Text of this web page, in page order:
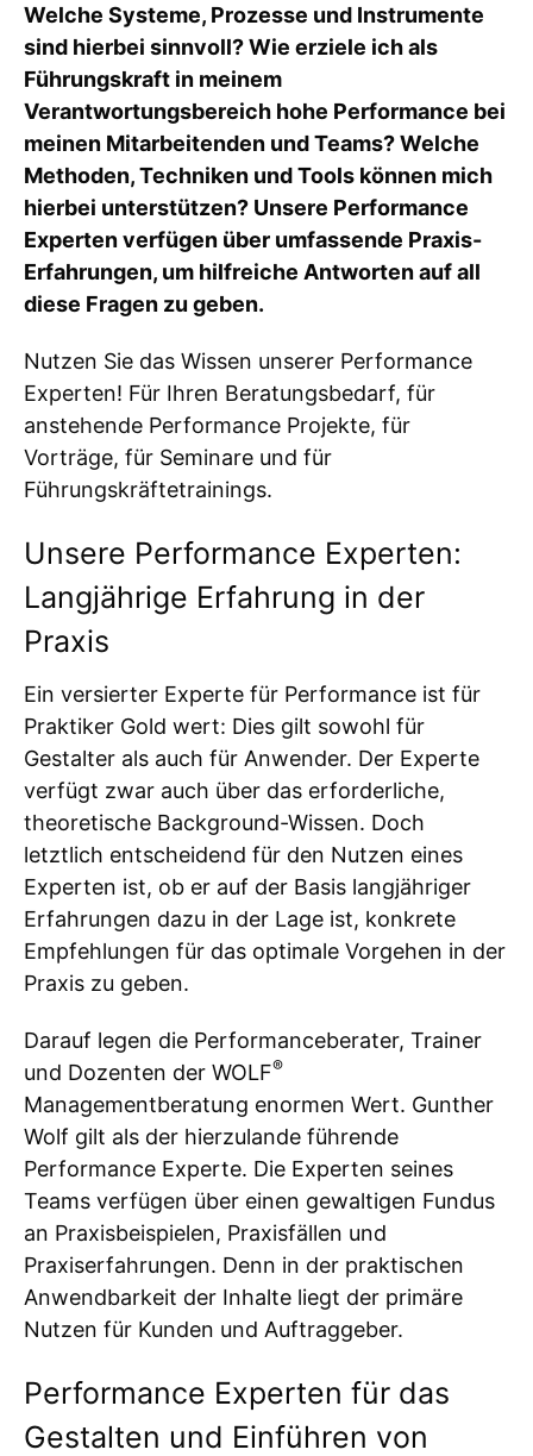
Welche Systeme, Prozesse und Instrumente
sind hierbei sinnvoll? Wie erziele ich als
Führungskraft in meinem
Verantwortungsbereich hohe Performance bei
meinen Mitarbeitenden und Teams? Welche
Methoden, Techniken und Tools können mich
hierbei unterstützen? Unsere Performance
Experten verfügen über umfassende Praxis-
Erfahrungen, um hilfreiche Antworten auf all
diese Fragen zu geben.
Nutzen Sie das Wissen unserer Performance
Experten! Für Ihren Beratungsbedarf, für
anstehende Performance Projekte, für
Vorträge, für Seminare und für
Führungskräftetrainings.
Unsere Performance Experten:
Langjährige Erfahrung in der
Praxis
Ein versierter Experte für Performance ist für
Praktiker Gold wert: Dies gilt sowohl für
Gestalter als auch für Anwender. Der Experte
verfügt zwar auch über das erforderliche,
theoretische Background-Wissen. Doch
letztlich entscheidend für den Nutzen eines
Experten ist, ob er auf der Basis langjähriger
Erfahrungen dazu in der Lage ist, konkrete
Empfehlungen für das optimale Vorgehen in der
Praxis zu geben.
Darauf legen die Performanceberater, Trainer
und Dozenten der WOLF®
Managementberatung enormen Wert. Gunther
Wolf gilt als der hierzulande führende
Performance Experte. Die Experten seines
Teams verfügen über einen gewaltigen Fundus
an Praxisbeispielen, Praxisfällen und
Praxiserfahrungen. Denn in der praktischen
Anwendbarkeit der Inhalte liegt der primäre
Nutzen für Kunden und Auftraggeber.
Performance Experten für das
Gestalten und Einführen von